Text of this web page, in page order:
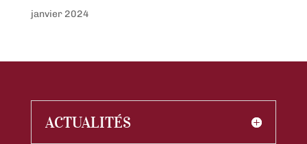
janvier 2024
ACTUALITÉS